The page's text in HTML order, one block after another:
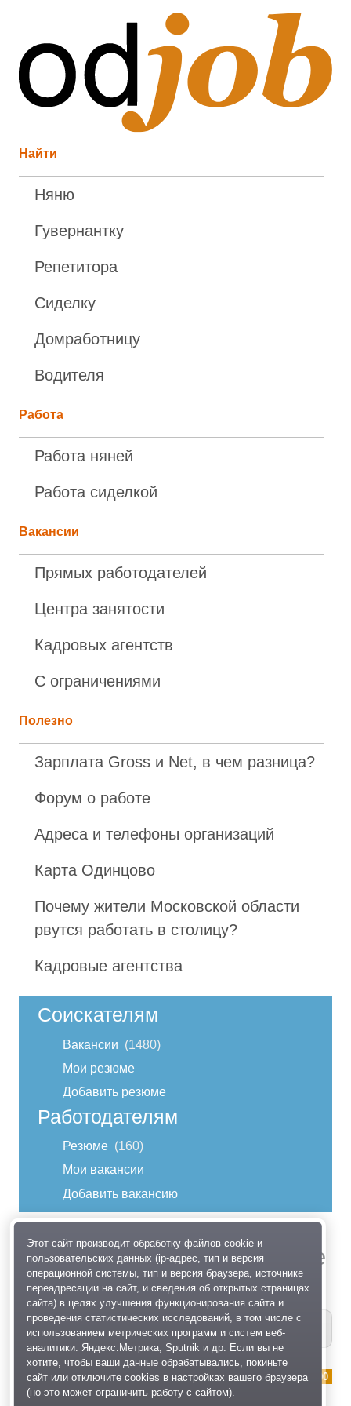
Найти
Няню
Гувернантку
Репетитора
Сиделку
Домработницу
Водителя
Работа
Работа няней
Работа сиделкой
Вакансии
Прямых работодателей
Центра занятости
Кадровых агентств
С ограничениями
Полезно
Зарплата Gross и Net, в чем разница?
Форум о работе
Адреса и телефоны организаций
Карта Одинцово
Почему жители Московской области
рвутся работать в столицу?
Кадровые агентства
Соискателям
Вакансии
1480
Мои резюме
Добавить резюме
Работодателям
Резюме
160
Мои вакансии
Добавить вакансию
Работа Менеджер по закупке
запчастей
Найти
Менеджер по закупке запчастей
Торговля,г.Нарофоминск
60 000
Этот сайт производит обработку файлов cookieи
пользовательских данных (ip-адрес, тип и версия
операционной системы, тип и версия браузера, источнике
переадресации на сайт, и сведения об открытых страницах
сайта) в целях улучшения функционирования сайта и
проведения статистических исследований, в том числе с
использованием метрических программ и систем веб-
аналитики: Яндекс.Метрика, Sputnik и др. Если вы не
хотите, чтобы ваши данные обрабатывались, покиньте
сайт или отключите cookies в настройках вашего браузера
(но это может ограничить работу с сайтом).